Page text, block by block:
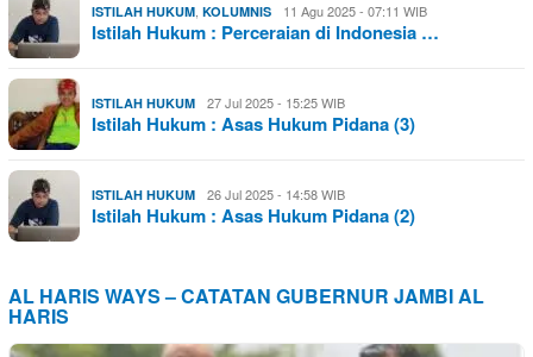
ISTILAH HUKUM KOLUMNIS 11 Agu 2025 - 07:11 WIB
Istilah Hukum : Perceraian di Indonesia …
ISTILAH HUKUM 27 Jul 2025 - 15:25 WIB
Istilah Hukum : Asas Hukum Pidana (3)
ISTILAH HUKUM 26 Jul 2025 - 14:58 WIB
Istilah Hukum : Asas Hukum Pidana (2)
AL HARIS WAYS – CATATAN GUBERNUR JAMBI AL
HARIS